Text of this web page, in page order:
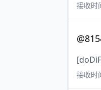
接收时
接收时